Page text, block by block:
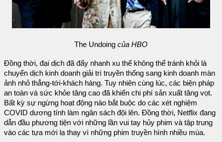
The Undoing của HBO
Đồng thời, đại dịch đã đẩy nhanh xu thế không thể tránh khỏi là
chuyển dịch kinh doanh giải trí truyền thống sang kinh doanh màn
ảnh nhỏ thẳng-tới-khách hàng. Tuy nhiên cùng lúc, các biện pháp
an toàn và sức khỏe tăng cao đã khiến chi phí sản xuất tăng vọt.
Bất kỳ sự ngừng hoạt động nào bắt buộc do các xét nghiệm
COVID dương tính làm ngân sách đội lên. Đồng thời, Netflix đang
dẫn đầu phương tiện với những lần vui tay hủy phim và tập trung
vào các tựa mới lạ thay vì những phim truyền hình nhiều mùa.